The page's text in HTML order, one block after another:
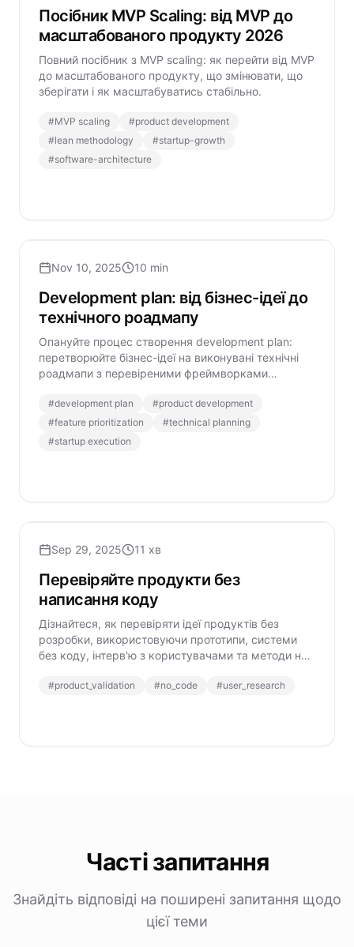
Посібник MVP Scaling: від MVP до
масштабованого продукту 2026
Повний посібник з MVP scaling: як перейти від MVP
до масштабованого продукту, що змінювати, що
зберігати і як масштабуватись стабільно.
#MVP scaling #product development
#lean methodology #startup-growth
#software-architecture
Nov 10, 2025 10 min
Development plan: від бізнес-ідеї до
технічного роадмапу
Опануйте процес створення development plan:
перетворюйте бізнес-ідеї на виконувані технічні
роадмапи з перевіреними фреймворками
планування.
#development plan #product development
#feature prioritization #technical planning
#startup execution
Sep 29, 2025 11 хв
Перевіряйте продукти без
написання коду
Дізнайтеся, як перевіряти ідеї продуктів без
розробки, використовуючи прототипи, системи
без коду, інтерв'ю з користувачами та методи на
шанси на успіх.
#product_validation #no_code #user_research
Часті запитання
Знайдіть відповіді на поширені запитання щодо
цієї теми